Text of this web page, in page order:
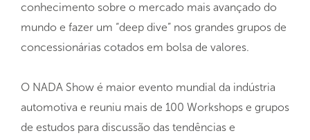
conhecimento sobre o mercado mais avançado do
mundo e fazer um “deep dive” nos grandes grupos de
concessionárias cotados em bolsa de valores.
O NADA Show é maior evento mundial da indústria
automotiva e reuniu mais de 100 Workshops e grupos
de estudos para discussão das tendências e